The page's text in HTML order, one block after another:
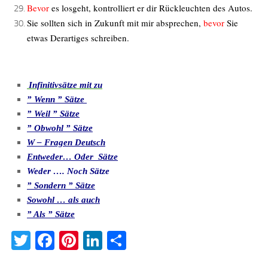
Bevor es losgeht, kontrolliert er dir Rückleuchten des Autos.
Sie sollten sich in Zukunft mit mir absprechen, bevor Sie
etwas Derartiges schreiben.
Infinitivsätze mit zu
” Wenn ” Sätze
” Weil ” Sätze
” Obwohl ” Sätze
W – Fragen Deutsch
Entweder… Oder Sätze
Weder …. Noch Sätze
” Sondern ” Sätze
Sowohl … als auch
” Als ” Sätze
Twitter
Facebook
Pinterest
LinkedIn